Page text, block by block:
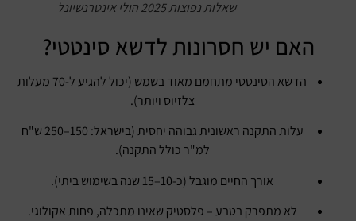
שאלות נפוצות 2025 הולי אינטרנשיונל
האם יש חסרונות לדשא סינטטי?
הדשא הסינטטי מתחמם מאוד בשמש (יכול להגיע ל-70 מעלות
צלזיוס ויותר).
עלות התקנה ראשונית גבוהה יחסית (בישראל: 150–250 ש"ח
למ"ר כולל התקנה).
אורך החיים מוגבל (כ-10–15 שנה בשימוש ביתי).
לא מתפרק בטבע – פלסטיק שאינו מתכלה, פחות אקולוגי.